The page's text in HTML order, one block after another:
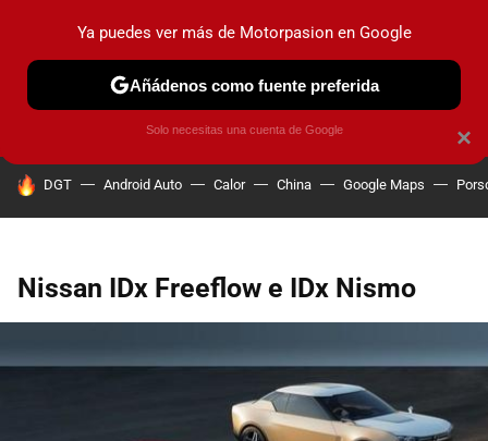
PRUEBAS COCHES ELÉCTRICOS OBSERVATORIO
HOY SE HABLA DE
DGT Android Auto Calor China Google Maps
Nissan IDx Freeflow e IDx Nismo
×
Ya puedes ver más de Motorpasion en Google
Añádenos como fuente preferida
Solo necesitas una cuenta de Google